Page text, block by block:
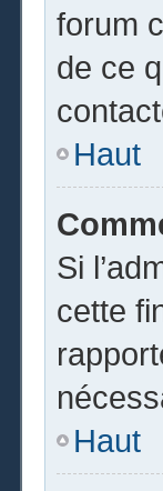
forum
de ce
Haut
Si
cette
Haut